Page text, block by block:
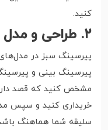
کنید.
۲. طراحی و مدل مناسب را انتخاب کنید
پیرسینگ سبز در
پیرسینگ بینی و
مشخص کنید که قصد
خریداری کنید و سپس
سلیقه شما هماهنگ